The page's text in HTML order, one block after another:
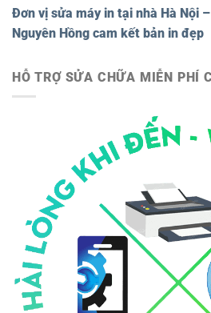
Đơn vị sửa máy in tại nhà Hà Nội
Nguyên Hồng cam kết bản in đẹp
HỖ TRỢ SỬA CHỮA MIỄN PHÍ